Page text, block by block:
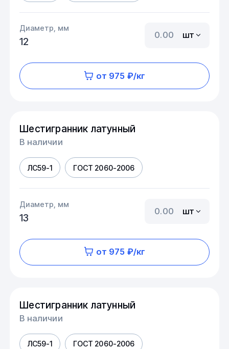
Диаметр, мм
12
шт
от 975 ₽/кг
Шестигранник латунный
В наличии
ЛС59-1 ГОСТ 2060-2006
Диаметр, мм
13
шт
от 975 ₽/кг
Шестигранник латунный
В наличии
ЛС59-1 ГОСТ 2060-2006